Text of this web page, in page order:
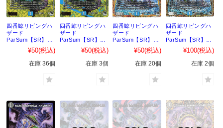
四番鯨リビングハ
ザード
ParSum【SR】
｛S1/S8｝
［23RP4X］
¥50(税込)
在庫 36個
四番鯨リビングハ
ザード
ParSum【SR】
｛S1X/S8｝
［23RP4X］
¥50(税込)
在庫 3個
四番鯨リビングハ
ザード
ParSum【SR】
｛1A/20｝
［23RP4］
¥50(税込)
在庫 20個
四番鯨リビングハ
ザード
ParSum【SR】
｛3B/22｝
［23RP4］
¥100(税込)
在庫 2個